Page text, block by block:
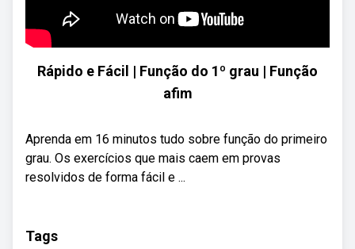
Rápido e Fácil | Função do 1º grau | Função
afim
Aprenda em 16 minutos tudo sobre função do primeiro
grau. Os exercícios que mais caem em provas
resolvidos de forma fácil e ...
Tags